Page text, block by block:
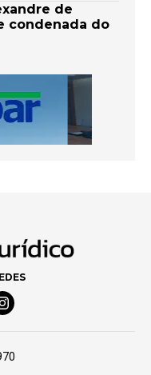
de
condenada do
Media
Social Media
Instagram Social Media